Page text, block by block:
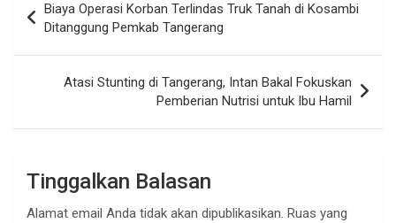
pos
Biaya Operasi Korban Terlindas Truk Tanah di Kosambi
Ditanggung Pemkab Tangerang
Atasi Stunting di Tangerang, Intan Bakal Fokuskan
Pemberian Nutrisi untuk Ibu Hamil
Tinggalkan Balasan
Alamat email Anda tidak akan dipublikasikan. Ruas yang